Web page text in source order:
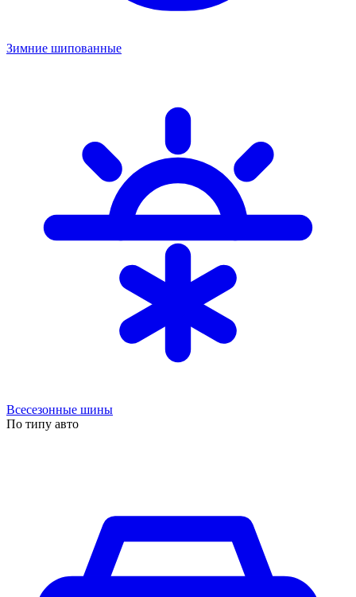
Зимние шипованные
Всесезонные шины
По типу авто